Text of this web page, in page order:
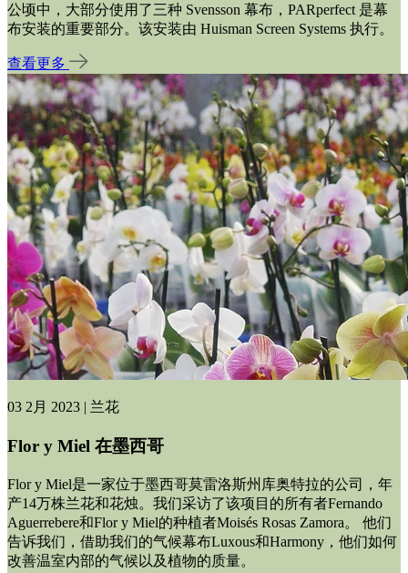
公顷中，大部分使用了三种 Svensson 幕布，PARperfect 是幕
布安装的重要部分。该安装由 Huisman Screen Systems 执行。
查看更多
03 2月 2023 | 兰花
Flor y Miel 在墨西哥
Flor y Miel是一家位于墨西哥莫雷洛斯州库奥特拉的公司，年
产14万株兰花和花烛。我们采访了该项目的所有者Fernando
Aguerrebere和Flor y Miel的种植者Moisés Rosas Zamora。 他们
告诉我们，借助我们的气候幕布Luxous和Harmony，他们如何
改善温室内部的气候以及植物的质量。